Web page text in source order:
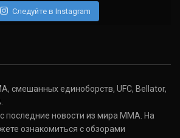
Cerrone
1)
Адесанья
Следуйте в Instagram
смешанных единоборств, UFC, Bellator,
последние новости из мира ММА. На
ознакомиться с обзорами